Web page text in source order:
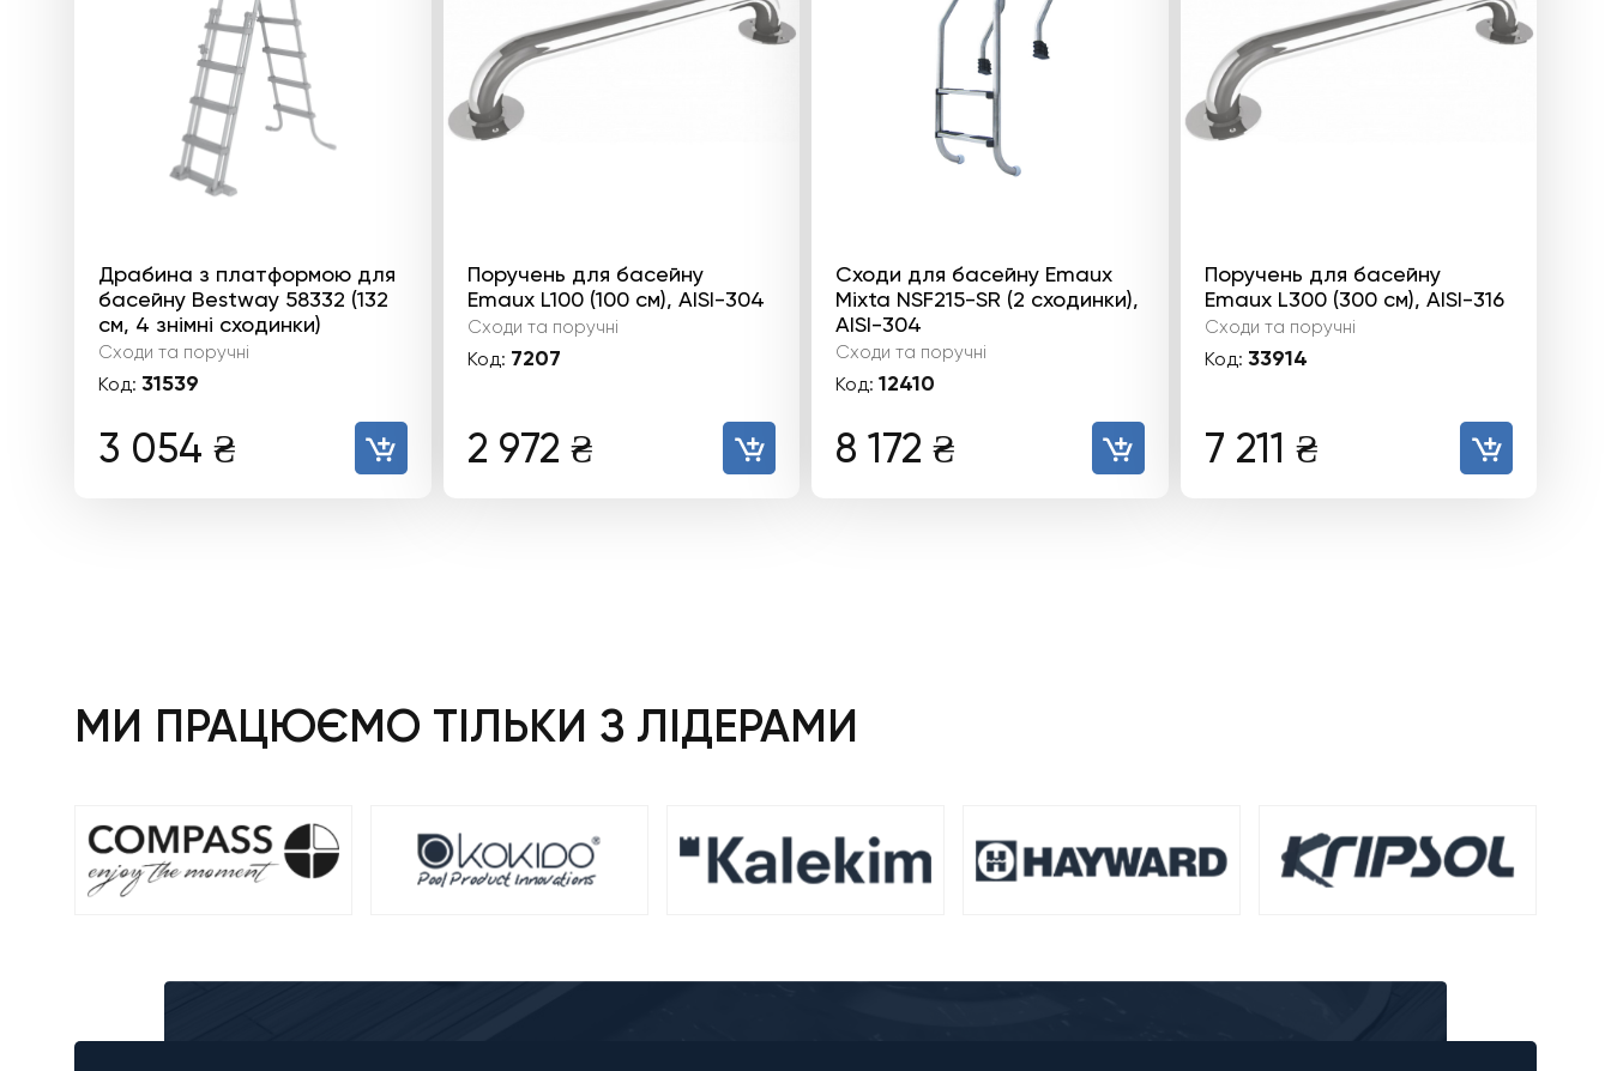
Драбина з платформою для
басейну Bestway 58332 (132
см, 4 знімні сходинки)
Сходи та поручні
Код: 31539
3 054 ₴
Поручень для басейну
Emaux L100 (100 см), AISI-304
Сходи та поручні
Код: 7207
2 972 ₴
Сходи для басейну Emaux
Mixta NSF215-SR (2 сходинки),
AISI-304
Сходи та поручні
Код: 12410
8 172 ₴
Поручень для басейну
Emaux L300 (300 см), AISI-316
Сходи та поручні
Код: 33914
7 211 ₴
МИ ПРАЦЮЄМО ТІЛЬКИ З ЛІДЕРАМИ